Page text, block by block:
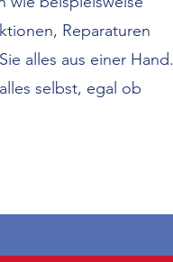
Reparaturen
alles aus einer Hand.
selbst, egal ob